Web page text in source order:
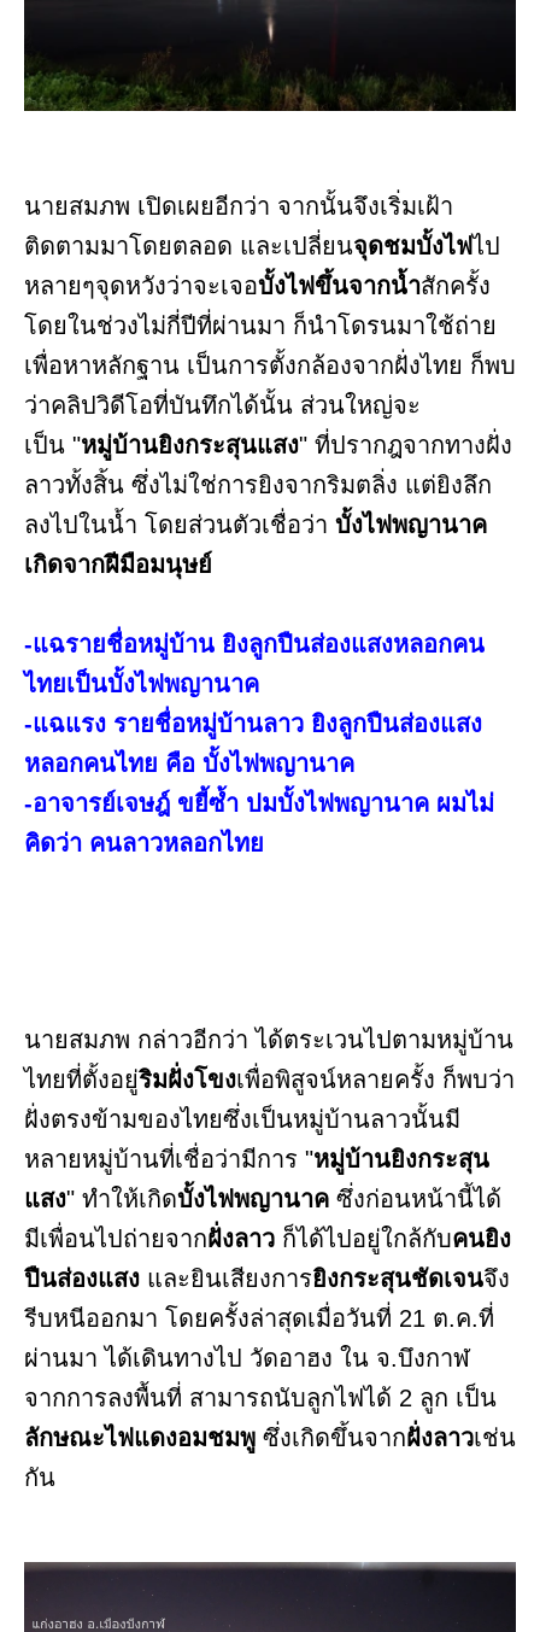
นายสมภพ เปิดเผยอีกว่า จากนั้นจึงเริ่มเฝ้า
ติดตามมาโดยตลอด และเปลี่ยนจุดชมบั้งไฟไป
หลายๆจุดหวังว่าจะเจอบั้งไฟขึ้นจากน้ำสักครั้ง
โดยในช่วงไม่กี่ปีที่ผ่านมา ก็นำโดรนมาใช้ถ่าย
เพื่อหาหลักฐาน เป็นการตั้งกล้องจากฝั่งไทย ก็พบ
ว่าคลิปวิดีโอที่บันทึกได้นั้น ส่วนใหญ่จะ
เป็น "หมู่บ้านยิงกระสุนแสง" ที่ปรากฎจากทางฝั่ง
ลาวทั้งสิ้น ซึ่งไม่ใช่การยิงจากริมตลิ่ง แต่ยิงลึก
ลงไปในน้ำ โดยส่วนตัวเชื่อว่า บั้งไฟพญานาค
เกิดจากฝีมือมนุษย์
-แฉรายชื่อหมู่บ้าน ยิงลูกปืนส่องแสงหลอกคน
ไทยเป็นบั้งไฟพญานาค
-แฉแรง รายชื่อหมู่บ้านลาว ยิงลูกปืนส่องแสง
หลอกคนไทย คือ บั้งไฟพญานาค
-อาจารย์เจษฎ์ ขยี้ซ้ำ ปมบั้งไฟพญานาค ผมไม่
คิดว่า คนลาวหลอกไทย
นายสมภพ กล่าวอีกว่า ได้ตระเวนไปตามหมู่บ้าน
ไทยที่ตั้งอยู่ริมฝั่งโขงเพื่อพิสูจน์หลายครั้ง ก็พบว่า
ฝั่งตรงข้ามของไทยซึ่งเป็นหมู่บ้านลาวนั้นมี
หลายหมู่บ้านที่เชื่อว่ามีการ "หมู่บ้านยิงกระสุน
แสง" ทำให้เกิดบั้งไฟพญานาค ซึ่งก่อนหน้านี้ได้
มีเพื่อนไปถ่ายจากฝั่งลาว ก็ได้ไปอยู่ใกล้กับคนยิง
ปืนส่องแสง และยินเสียงการยิงกระสุนชัดเจนจึง
รีบหนีออกมา โดยครั้งล่าสุดเมื่อวันที่ 21 ต.ค.ที่
ผ่านมา ได้เดินทางไป วัดอาฮง ใน จ.บึงกาฬ
จากการลงพื้นที่ สามารถนับลูกไฟได้ 2 ลูก เป็น
ลักษณะไฟแดงอมชมพู ซึ่งเกิดขึ้นจากฝั่งลาวเช่น
กัน